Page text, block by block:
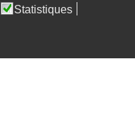
Statistiques